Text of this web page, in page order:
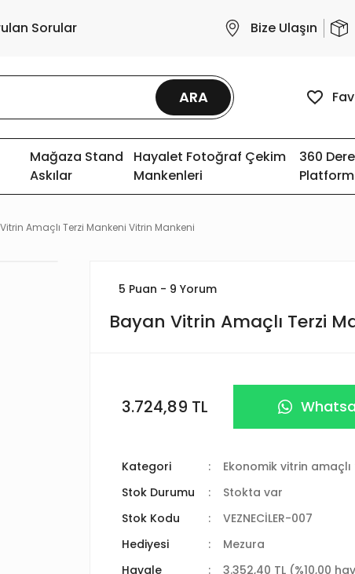
Sorular Bize Ulaşın
ARA
Mağaza Stand
Askılar
Hayalet Fotoğraf Çekim
Mankenleri
360
Platform
Amaçlı Terzi Mankeni Vitrin Mankeni
5 Puan - 9 Yorum
Bayan Vitrin Amaçlı Terzi
3.724,89 TL
Kategori
Ekonomik vitrin
Stok Durumu
Stokta var
Stok Kodu
VEZNECİLER-007
Hediyesi
Mezura
Havale
3.352,40 TL (%10,00